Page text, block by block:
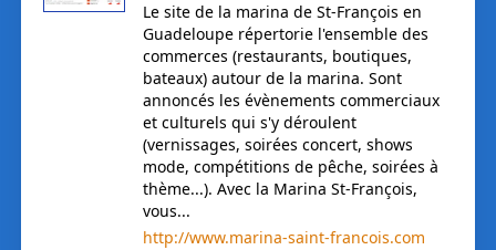
Le site de la marina de St-François en
Guadeloupe répertorie l'ensemble des
commerces (restaurants, boutiques,
bateaux) autour de la marina. Sont
annoncés les évènements commerciaux
et culturels qui s'y déroulent
(vernissages, soirées concert, shows
mode, compétitions de pêche, soirées à
thème...). Avec la Marina St-François,
vous...
http://www.marina-saint-francois.com